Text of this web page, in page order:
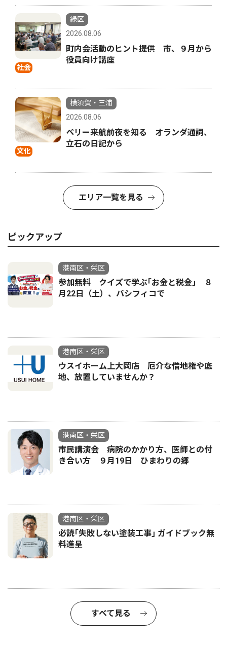
社会
緑区
2026.08.06
町内会活動のヒント提供 市、９月から
役員向け講座
文化
横須賀・三浦
2026.08.06
ペリー来航前夜を知る オランダ通詞、
立石の日記から
エリア一覧を見る
ピックアップ
港南区・栄区
参加無料 クイズで学ぶ｢お金と税金｣ ８
月22日（土）、パシフィコで
港南区・栄区
ウスイホーム上大岡店 厄介な借地権や底
地、放置していませんか？
港南区・栄区
市民講演会 病院のかかり方、医師との付
き合い方 ９月19日 ひまわりの郷
港南区・栄区
必読｢失敗しない塗装工事｣ ガイドブック無
料進呈
すべて見る